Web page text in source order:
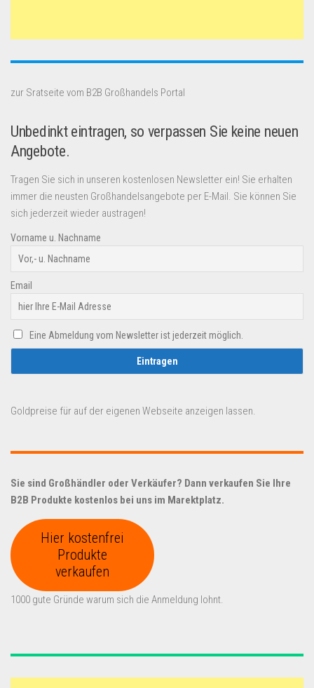
zur Sratseite vom B2B Großhandels Portal
Unbedinkt eintragen, so verpassen Sie keine neuen
Angebote.
Tragen Sie sich in unseren kostenlosen Newsletter ein! Sie erhalten
immer die neusten Großhandelsangebote per E-Mail. Sie können Sie
sich jederzeit wieder austragen!
Vorname u. Nachname
Email
Eine Abmeldung vom Newsletter ist jederzeit möglich.
Goldpreise für auf der eigenen Webseite anzeigen lassen.
Sie sind Großhändler oder Verkäufer? Dann verkaufen Sie Ihre
B2B Produkte kostenlos bei uns im Marektplatz.
Hier kostenfrei
Produkte
verkaufen
1000 gute Gründe warum sich die Anmeldung lohnt.